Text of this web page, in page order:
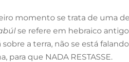
momento se trata de uma
se refere em hebraico antigo
sobre a terra, não se está
que NADA RESTASSE.